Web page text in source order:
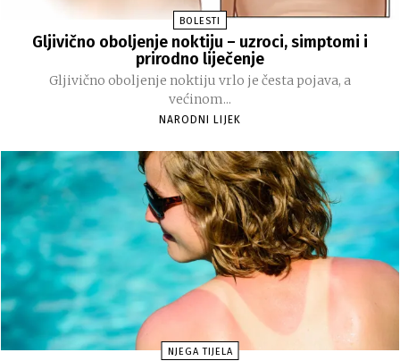
BOLESTI
Gljivično oboljenje noktiju – uzroci, simptomi i
prirodno liječenje
Gljivično oboljenje noktiju vrlo je česta pojava, a
većinom...
NARODNI LIJEK
NJEGA TIJELA